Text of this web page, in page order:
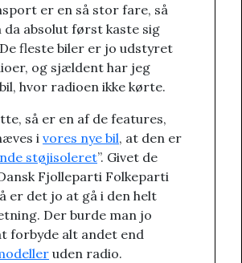
er en så stor fare, så
da absolut først kaste sig
fleste biler er jo udstyret
og sjældent har jeg
hvor radioen ikke kørte.
så er en af de features,
i vores nye bil, at den er
støjisoleret”. Givet de
Fjolleparti Folkeparti
er det jo at gå i den helt
Der burde man jo
forbyde alt andet end
uden radio.